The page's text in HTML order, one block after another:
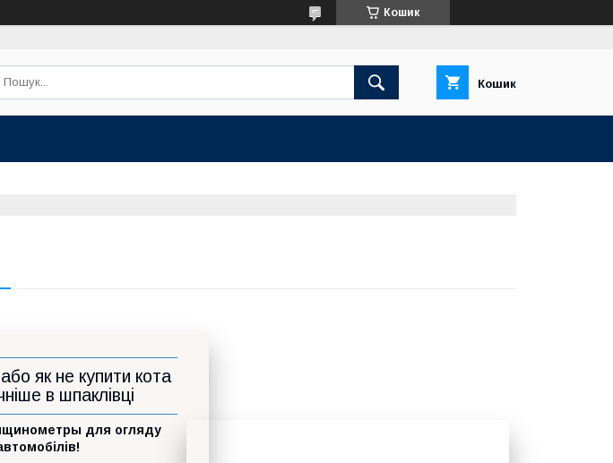
Кошик
Кошик
як не купити кота
в шпаклівці
для огляду